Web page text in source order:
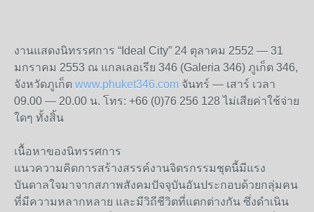
งานแสดงนิทรรศการ “Ideal City” 24 ตุลาคม 2552 — 31
มกราคม 2553 ณ แกลเลอเรีย 346 (Galeria 346) ภูเก็ต 346,
จังหวัดภูเก็ต www.phuket346.com จันทร์ — เสาร์ เวลา
09.00 — 20.00 น. โทร: +66 (0)76 256 128 ไม่เสียค่าใช้จ่าย
ใดๆ ทั้งสิ้น
เนื้อหาของนิทรรศการ
แนวความคิดการสร้างสรรค์งานจิตรกรรมชุดนี้มีแรง
บันดาลใจมาจากสภาพสังคมปัจจุบันอันประกอบด้วยกลุ่มคน
ที่มีความหลากหลาย และมีวิถีชีวิตที่แตกต่างกัน ซึ่งดำเนิน